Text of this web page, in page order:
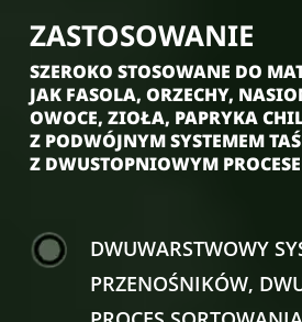
ZASTOSOWANIE
SZEROKO STOSOWANE DO
JAK FASOLA, ORZECHY,
OWOCE, ZIOŁA, PAPRYKA
Z PODWÓJNYM SYSTEMEM
Z DWUSTOPNIOWYM
DWUWARSTWOWY
PRZENOŚNIKÓW,